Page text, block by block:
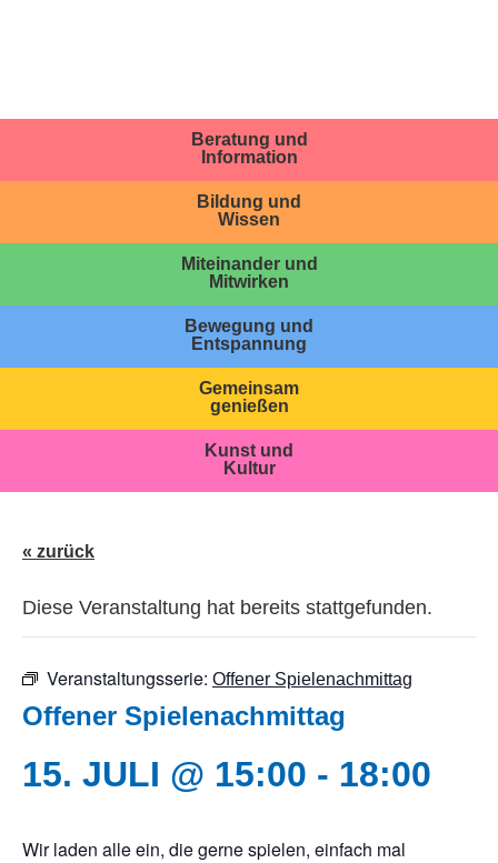
Beratung und
Information
Bildung und
Wissen
Miteinander und
Mitwirken
Bewegung und
Entspannung
Gemeinsam
genießen
Kunst und
Kultur
« zurück
Diese Veranstaltung hat bereits stattgefunden.
Veranstaltungsserie: Offener Spielenachmittag
Offener Spielenachmittag
15. JULI @ 15:00 - 18:00
Wir laden alle ein, die gerne spielen, einfach mal